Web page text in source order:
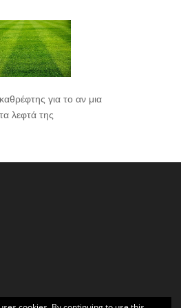
για το αν μια
λεφτά της